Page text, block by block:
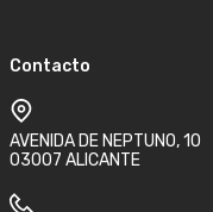
Contacto
AVENIDA DE NEPTUNO, 10
03007 ALICANTE